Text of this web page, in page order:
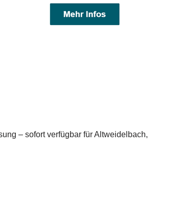
– sofort verfügbar für Altweidelbach,